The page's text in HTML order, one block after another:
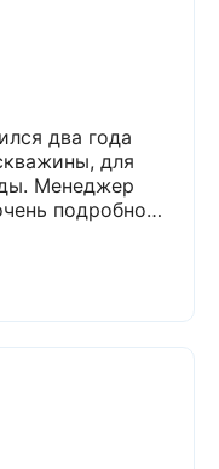
для
Менеджер
подробно
пригласил в
Оборудование
воды,
стала